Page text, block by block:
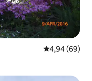
Évaluation
4,94 (69)